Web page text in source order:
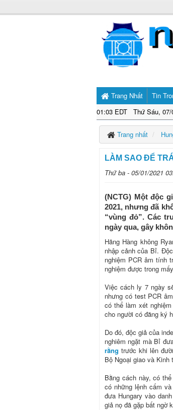
Trang Nhất
01:03 EDT Thứ Sáu, 07/
Tin
Trang nhất
LÀM SAO ĐỂ
Thứ ba - 05/01/2021
(NCTG) Một độc
2021, nhưng đã
“vùng đỏ”. Các
ngày qua, gây
Hãng Hàng không
nhập cảnh của Bỉ.
nghiệm PCR âm tính
nghiệm được trong
Việc cách ly 7 ngày
nhưng có test PCR
có thể làm xét
cho người có đăng ký
Do đó, độc giả của
nghiêm ngặt mà Bỉ
rằng trước khi lên
Bộ Ngoại giao và Kinh
Bằng cách này, có
có những lệnh cấm
đưa Hungary vào
giả nọ đã gặp bất ngờ